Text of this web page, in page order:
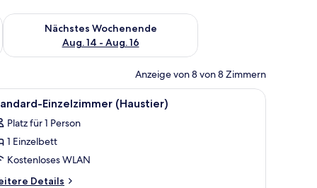
Aug. 7 - Aug. 9.
Nächstes Wochenende
Aug. 14 - Aug. 16
Überprüfe die Verfügbarkeit für nächstes Wochenende, Aug.
Anzeige von 8 von 8 Zimmern
Fernseher und einem Fenster mit Blick auf Bäume.
Ein Hotelzimmer mit Bett, Schreibtisch,
1 Einzelzimmer (Haustier)
Platz für 1 Person
1 Einzelbett
Kostenloses WLAN
Details